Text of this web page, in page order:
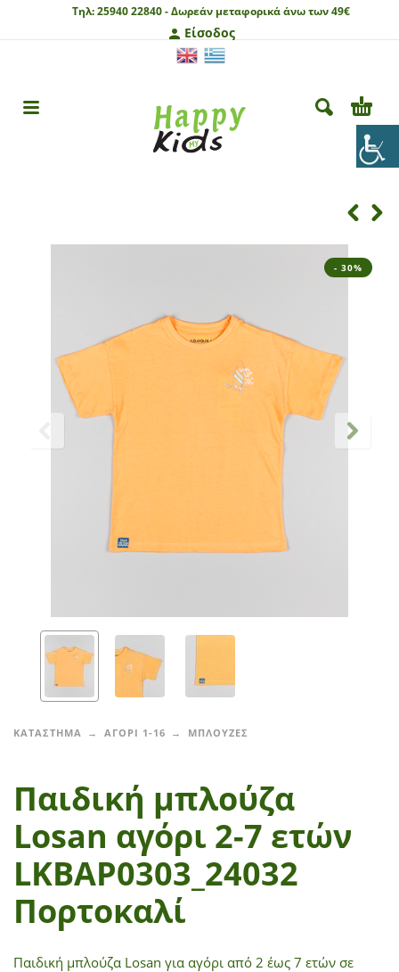
Τηλ:25940 22840 -Δωρεάν μεταφορικά άνω των 49€
Είσοδος
- 30%
ΚΑΤΑΣΤΗΜΑ ΑΓΟΡΙ 1-16 ΜΠΛΟΥΖΕΣ
Παιδική μπλούζα
Losan αγόρι 2-7 ετών
LKBAP0303_24032
Πορτοκαλί
Παιδική μπλούζα Losan για αγόρι από 2 έως 7 ετών σε